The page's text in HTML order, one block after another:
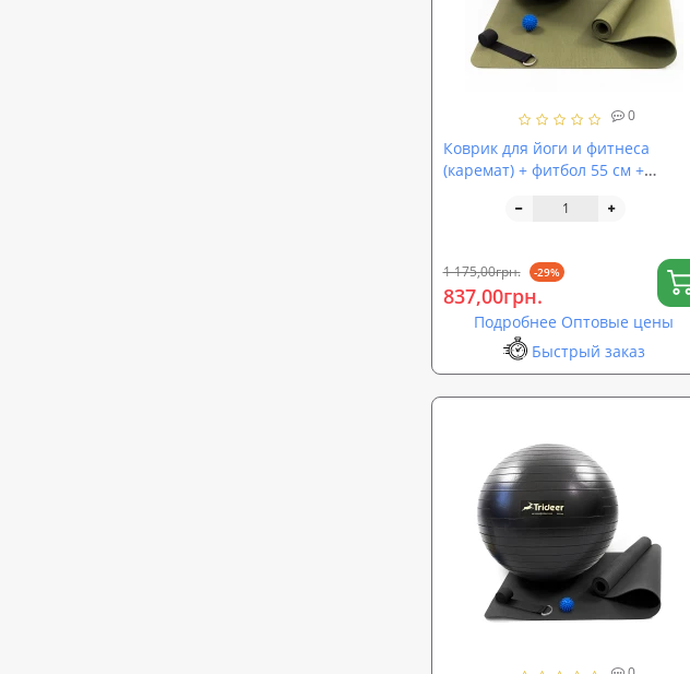
0
Коврик для йоги и фитнеса
(каремат) + фитбол 55 см +
йоги OSPORT Set 98 (n-0128)
1 175,00грн. -29%
837,00грн.
Подробнее Оптовые цены
Быстрый заказ